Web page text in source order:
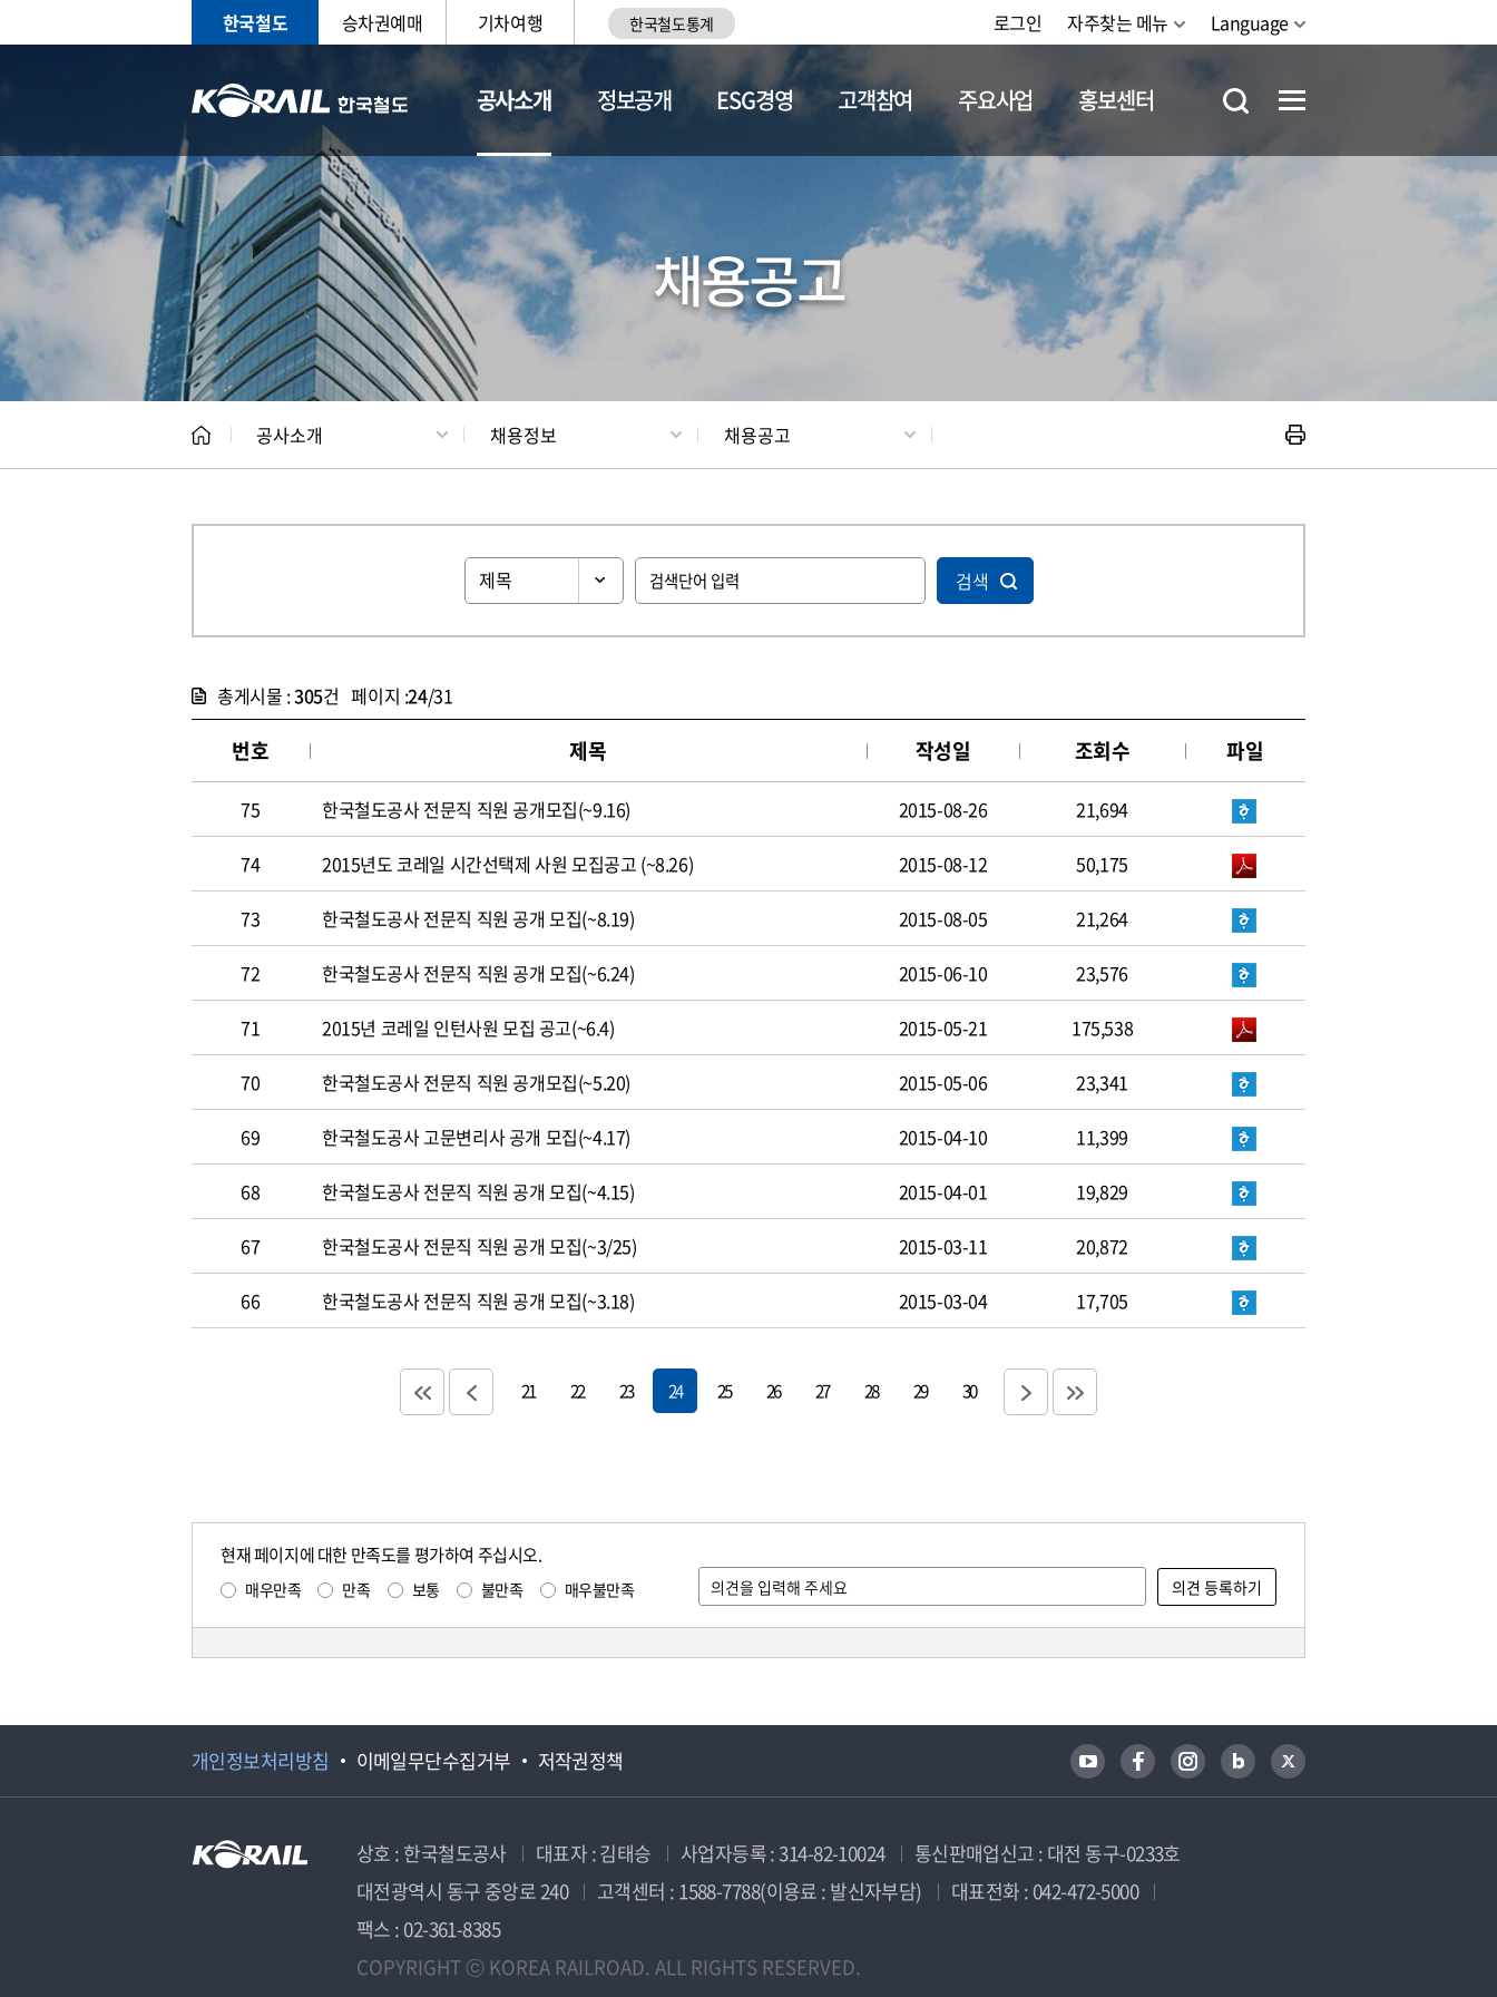
한국철도 승차권예매 기차여행 한국철도통계 로그인 자주찾는 메뉴 Language
공사소개
CEO 일반현황 채용정보
정보공개 ESG경영 고객참여 주요사업 홍보센터
채용공고
공사소개 채용정보 채용공고
검색
총게시물 :305건 페이지 :24/31
번호 제목 작성일 조회수 파일
75 한국철도공사 전문직 직원 공개모집(~9.16) 2015-08-26 21,694
74 2015년도 코레일 시간선택제 사원 모집공고 (~8.26) 2015-08-12 50,175
73 한국철도공사 전문직 직원 공개 모집(~8.19) 2015-08-05 21,264
72 한국철도공사 전문직 직원 공개 모집(~6.24) 2015-06-10 23,576
71 2015년 코레일 인턴사원 모집 공고(~6.4) 2015-05-21 175,538
70 한국철도공사 전문직 직원 공개모집(~5.20) 2015-05-06 23,341
69 한국철도공사 고문변리사 공개 모집(~4.17) 2015-04-10 11,399
68 한국철도공사 전문직 직원 공개 모집(~4.15) 2015-04-01 19,829
67 한국철도공사 전문직 직원 공개 모집(~3/25) 2015-03-11 20,872
66 한국철도공사 전문직 직원 공개 모집(~3.18) 2015-03-04 17,705
21 22 23 24 25 26 27 28 29 30
현재 페이지에 대한 만족도를 평가하여 주십시오.
매우만족 만족 보통 불만족 매우불만족
개인정보처리방침 이메일무단수집거부 저작권정책
상호 : 한국철도공사 대표자 : 김태승 사업자등록 : 314-82-10024
통신판매업신고 : 대전 동구-0233호
대전광역시 동구 중앙로 240
고객센터 : 1588-7788(이용료 : 발신자부담)
대표전화 : 042-472-5000
팩스 : 02-361-8385
COPYRIGHT ⓒ KOREA RAILROAD. ALL RIGHTS RESERVED.